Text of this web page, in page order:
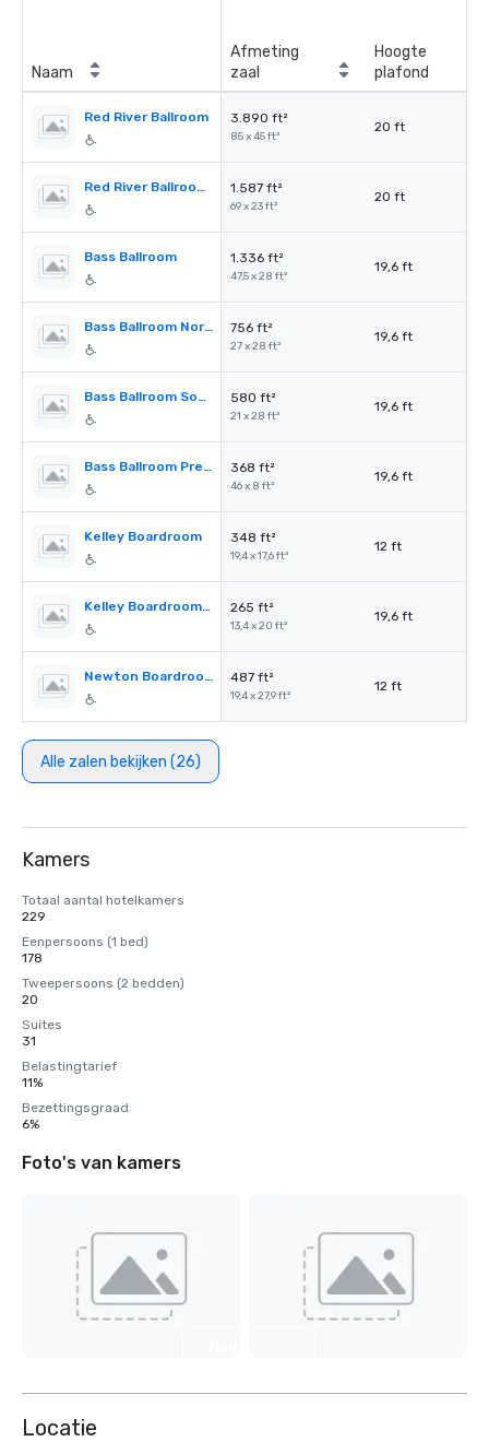
Naam
Afmeting
zaal
Hoogte
plafond
Red River Ballroom 3.890 ft²
85 x 45 ft²
20 ft
Red River Ballroom Prefunction 1.587 ft²
69 x 23 ft²
20 ft
Bass Ballroom 1.336 ft²
47,5 x 28 ft²
19,6 ft
Bass Ballroom North 756 ft²
27 x 28 ft²
19,6 ft
Bass Ballroom South 580 ft²
21 x 28 ft²
19,6 ft
Bass Ballroom Prefunction Space 368 ft²
46 x 8 ft²
19,6 ft
Kelley Boardroom 348 ft²
19,4 x 17,6 ft²
12 ft
Kelley Boardroom Prefunction 265 ft²
13,4 x 20 ft²
19,6 ft
Newton Boardroom 487 ft²
19,4 x 27,9 ft²
12 ft
Alle zalen bekijken (26)
Kamers
Totaal aantal hotelkamers
229
Eenpersoons (1 bed)
178
Tweepersoons (2 bedden)
20
Suites
31
Belastingtarief
11%
Bezettingsgraad
6%
Foto's van kamers
Locatie